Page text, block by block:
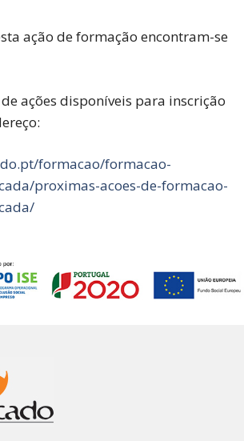
ação de formação encontram-se
ações disponíveis para inscrição
formacao/formacao-
proximas-acoes-de-formacao-